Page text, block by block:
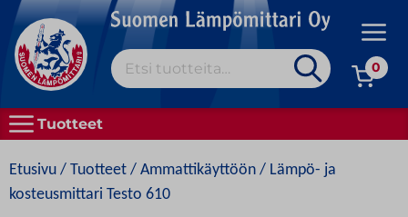
content
Etsi:
OSTAMINEN
0
Tuotteet
Etusivu / Tuotteet / Ammattikäyttöön / Lämpö- ja
kosteusmittari Testo 610